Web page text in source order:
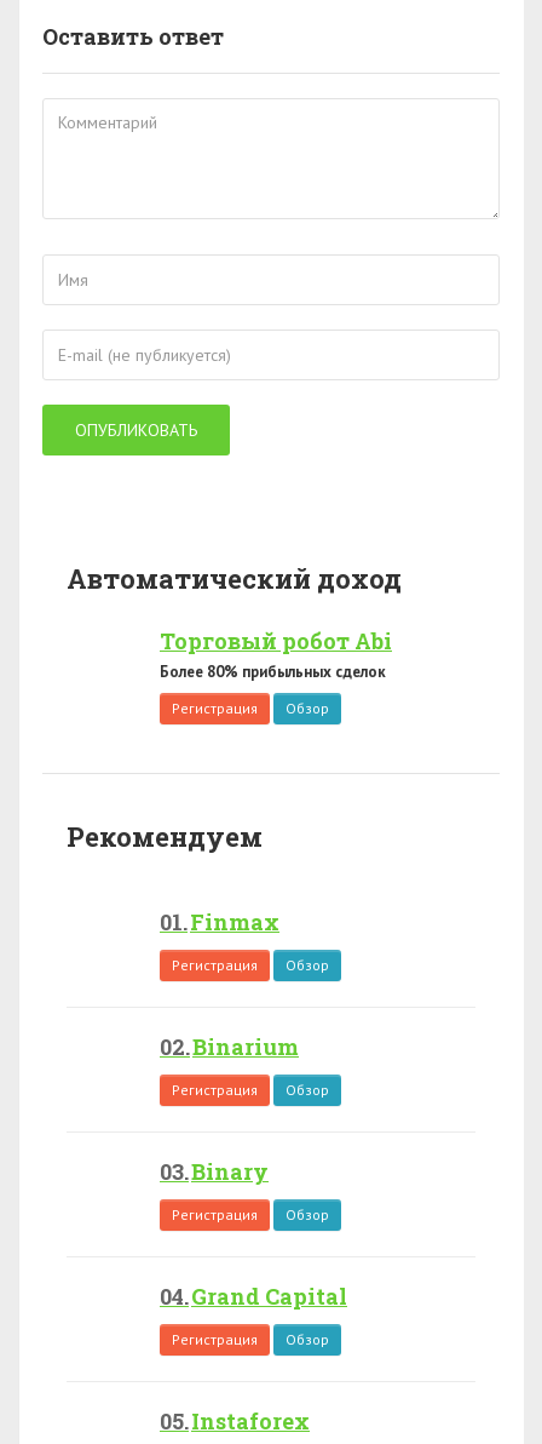
Оставить ответ
Автоматический доход
Торговый робот Abi
Более 80% прибыльных сделок
Регистрация Обзор
Рекомендуем
Finmax
Регистрация Обзор
Binarium
Регистрация Обзор
Binary
Регистрация Обзор
Grand Capital
Регистрация Обзор
Instaforex